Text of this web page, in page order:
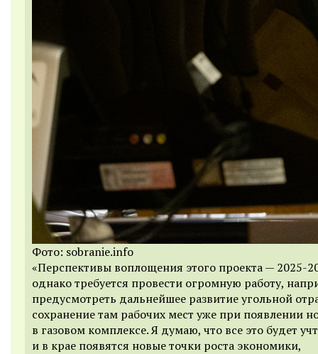
Фото: sobranie.info
«Перспективы воплощения этого проекта — 2025-
однако требуется провести огромную работу,
предусмотреть дальнейшее развитие угольной
сохранение там рабочих мест уже при появлении
в газовом комплексе. Я думаю, что все это будет
и в крае появятся новые точки роста экономики,